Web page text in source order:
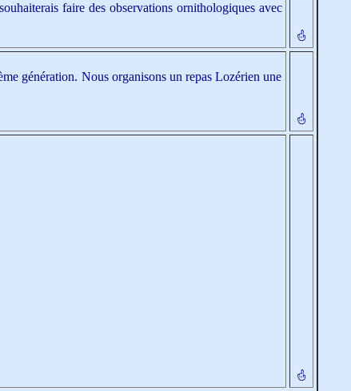
faire des observations ornithologiques avec
génération. Nous organisons un repas Lozérien une